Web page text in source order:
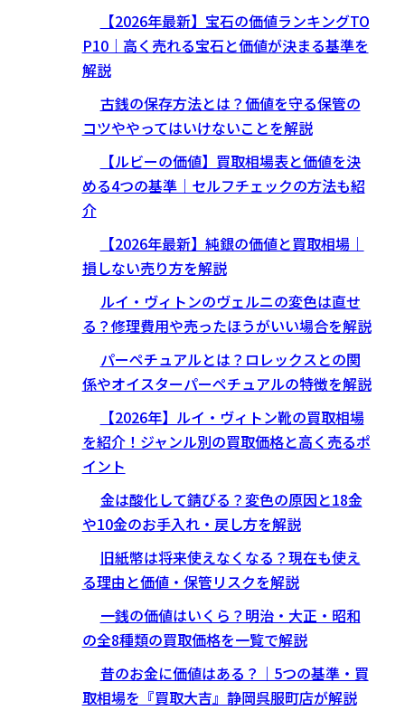
【2026年最新】宝石の価値ランキングTO
P10｜高く売れる宝石と価値が決まる基準を
解説
古銭の保存方法とは？価値を守る保管の
コツややってはいけないことを解説
【ルビーの価値】買取相場表と価値を決
める4つの基準｜セルフチェックの方法も紹
介
【2026年最新】純銀の価値と買取相場｜
損しない売り方を解説
ルイ・ヴィトンのヴェルニの変色は直せ
る？修理費用や売ったほうがいい場合を解説
パーペチュアルとは？ロレックスとの関
係やオイスターパーペチュアルの特徴を解説
【2026年】ルイ・ヴィトン靴の買取相場
を紹介！ジャンル別の買取価格と高く売るポ
イント
金は酸化して錆びる？変色の原因と18金
や10金のお手入れ・戻し方を解説
旧紙幣は将来使えなくなる？現在も使え
る理由と価値・保管リスクを解説
一銭の価値はいくら？明治・大正・昭和
の全8種類の買取価格を一覧で解説
昔のお金に価値はある？｜5つの基準・買
取相場を『買取大吉』静岡呉服町店が解説